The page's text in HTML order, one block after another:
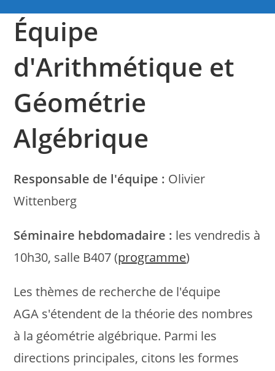
Équipe
d'Arithmétique et
Géométrie
Algébrique
Responsable de l'équipe : Olivier
Wittenberg
Séminaire hebdomadaire : les vendredis à
10h30, salle B407 (programme)
Les thèmes de recherche de l'équipe
AGA s'étendent de la théorie des nombres
à la géométrie algébrique. Parmi les
directions principales, citons les formes